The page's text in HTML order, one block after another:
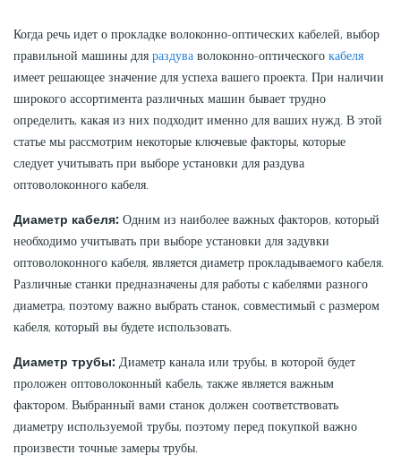
Когда речь идет о прокладке волоконно-оптических кабелей, выбор
правильной машины для раздува волоконно-оптического кабеля
имеет решающее значение для успеха вашего проекта. При наличии
широкого ассортимента различных машин бывает трудно
определить, какая из них подходит именно для ваших нужд. В этой
статье мы рассмотрим некоторые ключевые факторы, которые
следует учитывать при выборе установки для раздува
оптоволоконного кабеля.
Диаметр кабеля: Одним из наиболее важных факторов, который
необходимо учитывать при выборе установки для задувки
оптоволоконного кабеля, является диаметр прокладываемого кабеля.
Различные станки предназначены для работы с кабелями разного
диаметра, поэтому важно выбрать станок, совместимый с размером
кабеля, который вы будете использовать.
Диаметр трубы: Диаметр канала или трубы, в которой будет
проложен оптоволоконный кабель, также является важным
фактором. Выбранный вами станок должен соответствовать
диаметру используемой трубы, поэтому перед покупкой важно
произвести точные замеры трубы.